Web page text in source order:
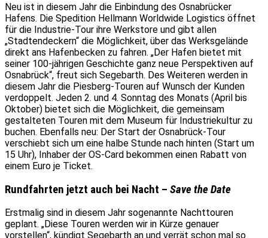
Neu ist in diesem Jahr die Einbindung des Osnabrücker
Hafens. Die Spedition Hellmann Worldwide Logistics öffnet
für die Industrie-Tour ihre Werkstore und gibt allen
„Stadtendeckern“ die Möglichkeit, über das Werksgelände
direkt ans Hafenbecken zu fahren. „Der Hafen bietet mit
seiner 100-jährigen Geschichte ganz neue Perspektiven auf
Osnabrück“, freut sich Segebarth. Des Weiteren werden in
diesem Jahr die Piesberg-Touren auf Wunsch der Kunden
verdoppelt. Jeden 2. und 4. Sonntag des Monats (April bis
Oktober) bietet sich die Möglichkeit, die gemeinsam
gestalteten Touren mit dem Museum für Industriekultur zu
buchen. Ebenfalls neu: Der Start der Osnabrück-Tour
verschiebt sich um eine halbe Stunde nach hinten (Start um
15 Uhr), Inhaber der OS-Card bekommen einen Rabatt von
einem Euro je Ticket.
Rundfahrten jetzt auch bei Nacht – Save the Date
Erstmalig sind in diesem Jahr sogenannte Nachttouren
geplant. „Diese Touren werden wir in Kürze genauer
vorstellen“, kündigt Segebarth an und verrät schon mal so